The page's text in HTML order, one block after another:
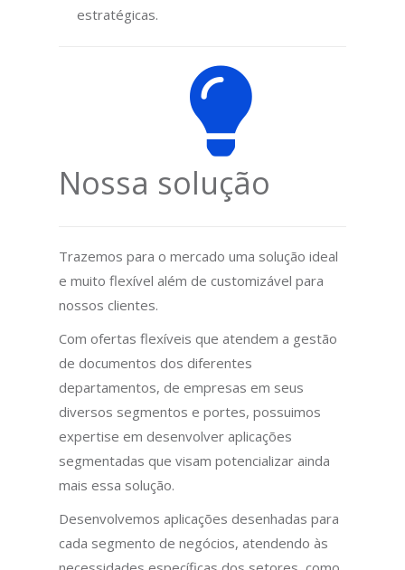
estratégicas.
Nossa solução
Trazemos para o mercado uma solução ideal
e muito flexível além de customizável para
nossos clientes.
Com ofertas flexíveis que atendem a gestão
de documentos dos diferentes
departamentos, de empresas em seus
diversos segmentos e portes, possuimos
expertise em desenvolver aplicações
segmentadas que visam potencializar ainda
mais essa solução.
Desenvolvemos aplicações desenhadas para
cada segmento de negócios, atendendo às